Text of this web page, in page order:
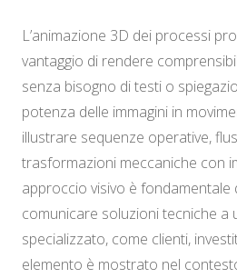
L’animazione 3D dei processi
vantaggio di rendere
senza bisogno di testi o
potenza delle immagini in
illustrare sequenze operative,
trasformazioni meccaniche con
approccio visivo è fondamentale
comunicare soluzioni tecniche a
specializzato, come clienti,
elemento è mostrato nel